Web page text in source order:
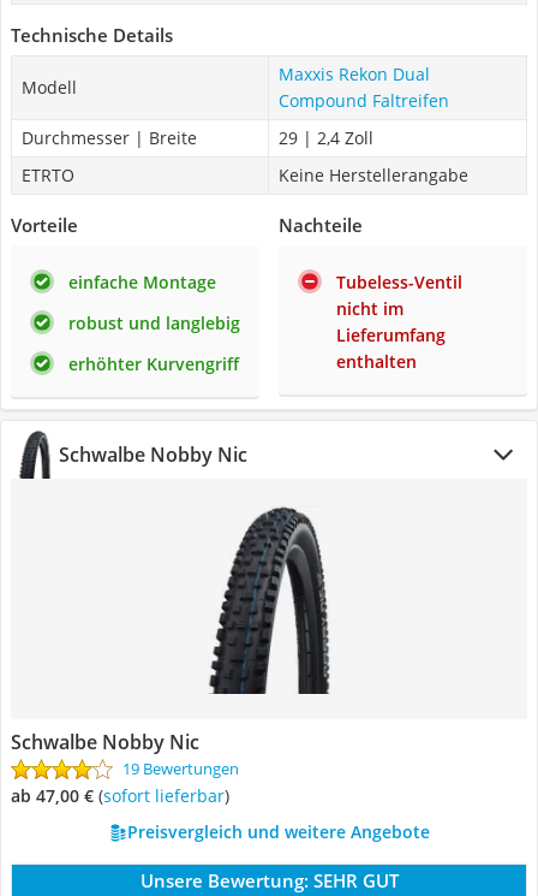
Technische Details
Modell
Maxxis Rekon Dual
Compound Faltreifen
Durchmesser | Breite
29 | 2,4 Zoll
ETRTO
Keine Herstellerangabe
Vorteile
einfache Montage
robust und langlebig
erhöhter Kurvengriff
Nachteile
Tubeless-Ventil
nicht im
Lieferumfang
enthalten
Schwalbe Nobby Nic
Schwalbe Nobby Nic
19 Bewertungen
ab 47,00 € ( Sofort lieferbar)
Preisvergleich und weitere Angebote
Unsere Bewertung: SEHR GUT